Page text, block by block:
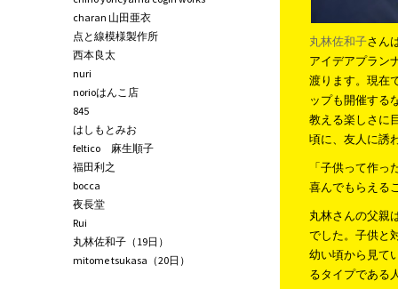
丸林佐和子さん
アイデアプラン
渡ります。現在
ップも開催する
教える楽しさに
頃に、友人に誘
「子供って作
喜んでもらえる
丸林さんの父親
でした。子供と
幼い頃から見て
るタイプである
charan 山田亜衣
点と線模様製作所
西本良太
nuri
norioはんこ店
845
はしもとみお
feltico 麻生順子
福田利之
bocca
夜長堂
Rui
丸林佐和子（19日）
mitome tsukasa（20日）